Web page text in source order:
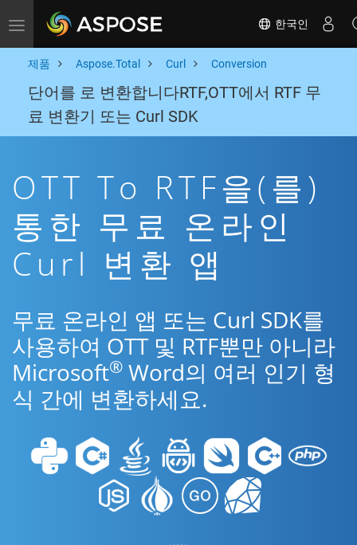
Toggle navigation 한국인
제품 Aspose.Total Curl Conversion
단어를 로 변환합니다RTF,OTT에서 RTF 무
료 변환기 또는 Curl SDK
OTT To RTF을(를)
통한 무료 온라인
Curl 변환 앱
무료 온라인 앱 또는 Curl SDK를
사용하여 OTT 및 RTF뿐만 아니라
Microsoft® Word의 여러 인기 형
식 간에 변환하세요.